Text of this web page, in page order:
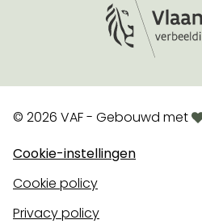
© 2026 VAF - Gebouwd met
Cookie-instellingen
Cookie policy
Privacy policy